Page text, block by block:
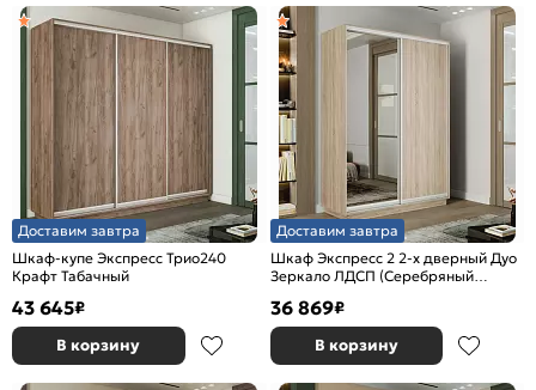
Доставим завтра
Шкаф-купе Экспресс Трио240
Крафт Табачный
43 645₽
В корзину
Доставим завтра
Шкаф Экспресс 2 2-х дверный Дуо
Зеркало ЛДСП (Серебряный
1400x2200x600
36 869₽
В корзину